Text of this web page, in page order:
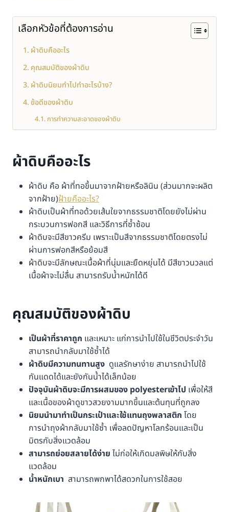
เลือกหัวข้อที่ต้องการอ่าน
ผ้าดิบคืออะไร
คุณสมบัติของผ้าดิบ
ผ้าดิบนิยมทำไปทำอะไรบ้าง?
ข้อดีของผ้าดิบ
การทำความสะอาดของผ้าดิบ
ผ้าดิบคืออะไร
ผ้าดิบ คือ ผ้าที่ทอขึ้นมาจากฝ้ายหรือลินิน (ส่วนมากจะผลิต
จากฝ้าย)ฝ้ายคืออะไร?
ผ้าดิบเป็นผ้าที่ทอด้วยเส้นใยจากธรรมชาติโดยยังไม่ผ่าน
กระบวนการฟอกสี และวิธีการที่ซ้ำซ้อน
ผ้าดิบจะมีสีขาวครีม เพราะเป็นสีจากธรรมชาติโดยตรงไม่
ผ่านการฟอกสีหรือย้อมสี
ผ้าดิบจะมีลักษณะเนื้อผ้าที่นุ่มและยืดหยุ่นได้ มีสีขาวนวลแต่
เนื้อผ้าจะไม่ลื่น สามารถรับน้ำหนักได้ดี
คุณสมบัติของผ้าดิบ
เป็นผ้าที่ราคาถูก และเหมาะ แก่การนำไปใช้ในชีวิตประจำวัน
สามารถนำกลับมาใช้ซ้ำได้
ผ้าดิบมีความทนทานสูง ดูแลรักษาง่าย สามารถนำไปใช้
กันแดดได้และยังกันน้ำได้เล็กน้อย
ปัจจุบันผ้าดิบจะมีการผสมของ polyesterเข้าไป เพื่อให้สี
และเนื้อของผ้าดูขาวสวยงามมากขึ้นและต้นทุนที่ถูกลง
นิยมนำมาทำเป็นกระเป๋าและใช้แทนถุงพลาสติก โดย
การนำถุงผ้ากลับมาใช้ซ้ำ เพื่อลดปัญหาโลกร้อนและเป็น
มิตรกับสิ่งแวดล้อม
สามารถย่อยสลายได้ง่าย ไม่ก่อให้เกิดมลพิษให้กับสิ่ง
แวดล้อม
น้ำหนักเบา สามารถพกพาได้สดวกในการใช้สอย